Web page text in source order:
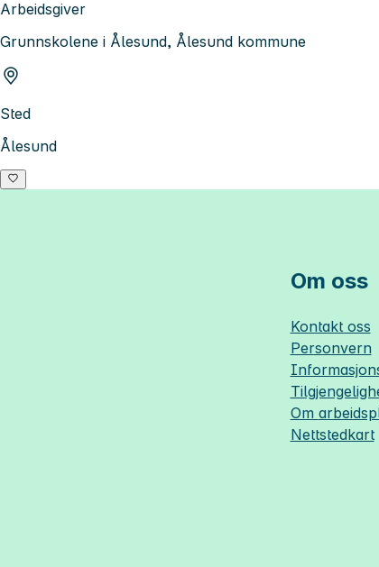
Arbeidsgiver
Grunnskolene i Ålesund, Ålesund kommune
Sted
Ålesund
Om oss
Kontakt oss
Personvern
Om
Nettstedkart